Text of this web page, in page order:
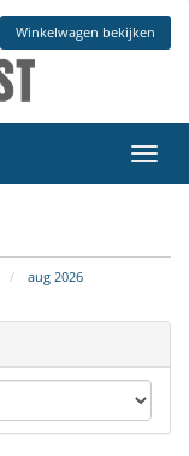
Winkelwagen bekijken
in-/
aug 2026